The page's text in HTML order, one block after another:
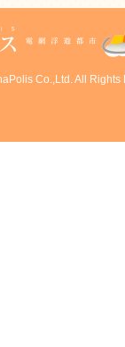
Co.,Ltd. All Rights